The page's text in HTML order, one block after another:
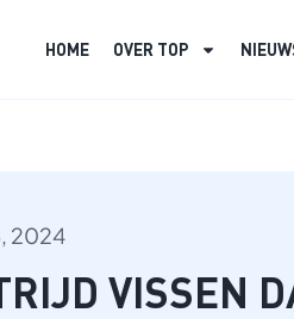
HOME OVER TOP
2024
VISSEN